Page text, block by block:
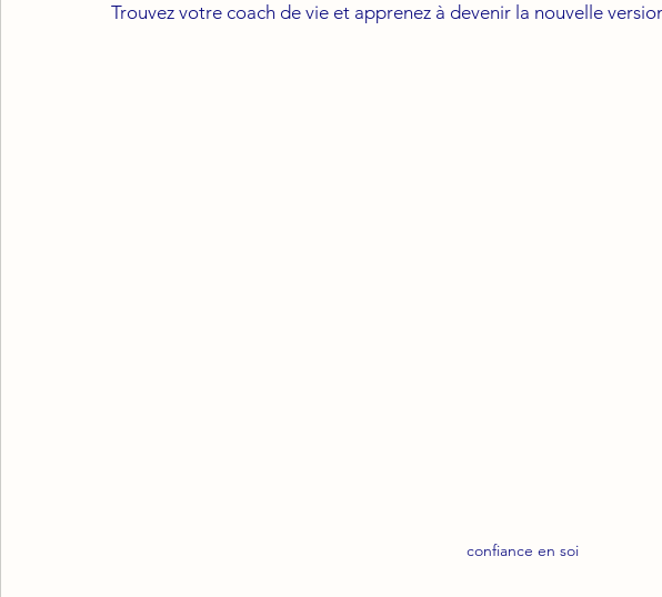
Trouvez votre coach de vie et apprenez à devenir la nouvelle
confiance en soi